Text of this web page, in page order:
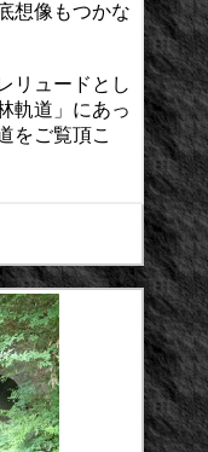
想像もつかな
リュードとし
軌道」にあっ
をご覧頂こ